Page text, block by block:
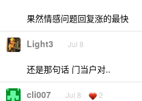
果然情感问题回复涨的最快
Light3 Jul 8
还是那句话 门当户对..
cli007 Jul 8 2